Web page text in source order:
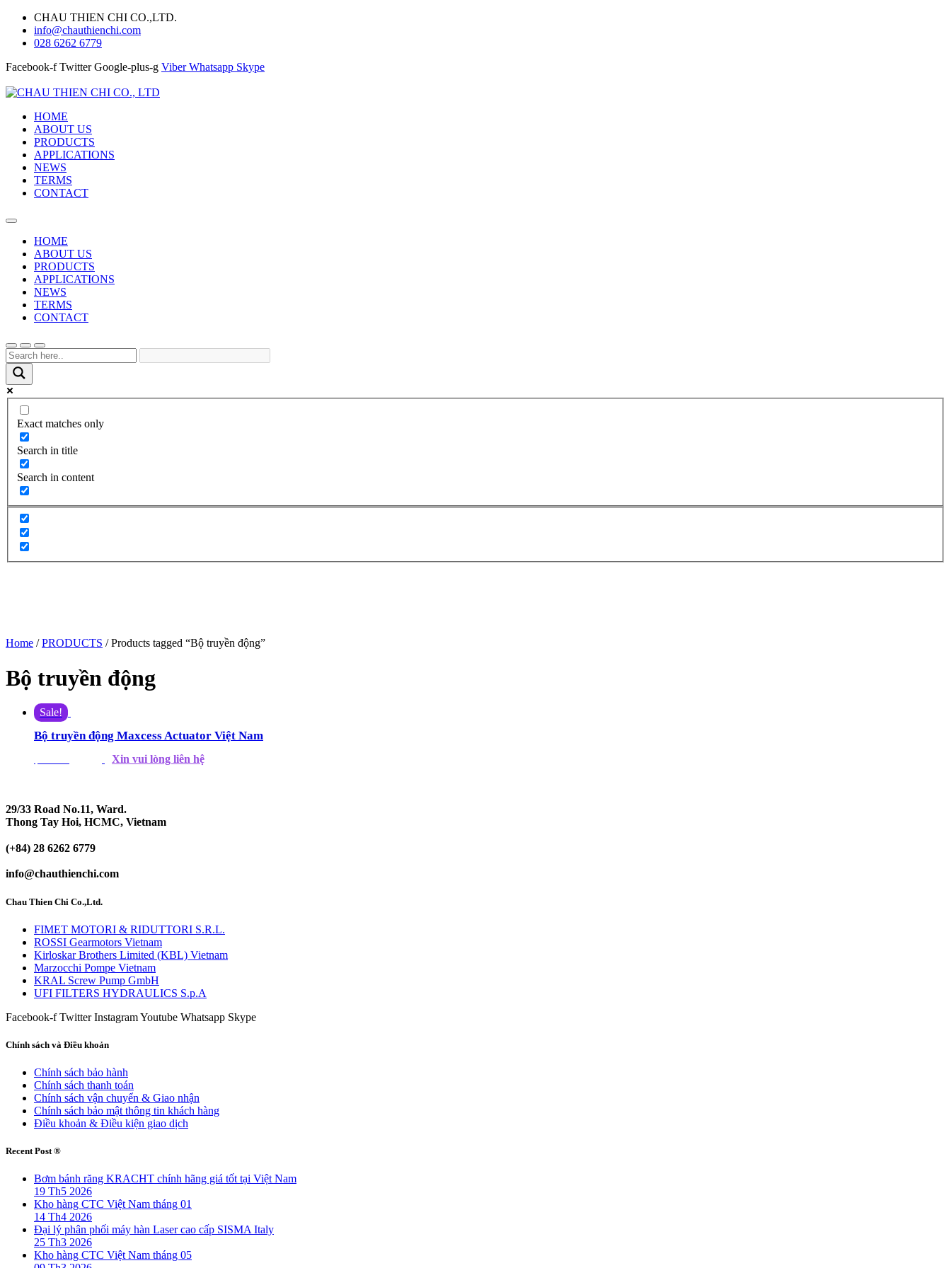
CHAU THIEN CHI CO.,LTD.
info@chauthienchi.com
028 6262 6779
Facebook-f Twitter Google-plus-g Viber Whatsapp Skype
HOME
ABOUT US
PRODUCTS
APPLICATIONS
NEWS
TERMS
CONTACT
HOME
ABOUT US
PRODUCTS
APPLICATIONS
NEWS
TERMS
CONTACT
Exact matches only
Search in title
Search in content
Home /PRODUCTS / Products tagged “Bộ truyền động”
Bộ truyền động
Sale!
Bộ truyền động Maxcess Actuator Việt Nam
Xin vui lòng liên hệ
29/33 Road No.11, Ward.
Thong Tay Hoi, HCMC, Vietnam
(+84) 28 6262 6779
info@chauthienchi.com
Chau Thien Chi Co.,Ltd.
FIMET MOTORI & RIDUTTORI S.R.L.
ROSSI Gearmotors Vietnam
Kirloskar Brothers Limited (KBL) Vietnam
Marzocchi Pompe Vietnam
KRAL Screw Pump GmbH
UFI FILTERS HYDRAULICS S.p.A
Facebook-f Twitter InstagramYoutube Whatsapp Skype
Chính sách và Điều khoản
Chính sách bảo hành
Chính sách thanh toán
Chính sách vận chuyển & Giao nhận
Chính sách bảo mật thông tin khách hàng
Điều khoản & Điều kiện giao dịch
Recent Post ®
Bơm bánh răng KRACHT chính hãng giá tốt tại Việt Nam
19 Th5 2026
Kho hàng CTC Việt Nam tháng 01
14 Th4 2026
Đại lý phân phối máy hàn Laser cao cấp SISMA Italy
25 Th3 2026
Kho hàng CTC Việt Nam tháng 05